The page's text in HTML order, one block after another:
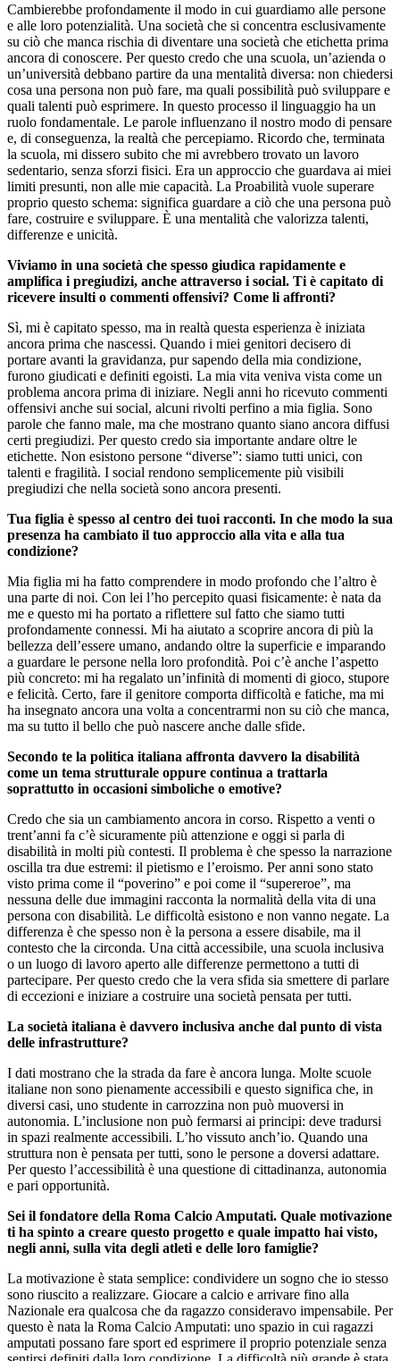
Cambierebbe profondamente il modo in cui guardiamo alle persone
e alle loro potenzialità. Una società che si concentra esclusivamente
su ciò che manca rischia di diventare una società che etichetta prima
ancora di conoscere. Per questo credo che una scuola, un’azienda o
un’università debbano partire da una mentalità diversa: non chiedersi
cosa una persona non può fare, ma quali possibilità può sviluppare e
quali talenti può esprimere. In questo processo il linguaggio ha un
ruolo fondamentale. Le parole influenzano il nostro modo di pensare
e, di conseguenza, la realtà che percepiamo. Ricordo che, terminata
la scuola, mi dissero subito che mi avrebbero trovato un lavoro
sedentario, senza sforzi fisici. Era un approccio che guardava ai miei
limiti presunti, non alle mie capacità. La Proabilità vuole superare
proprio questo schema: significa guardare a ciò che una persona può
fare, costruire e sviluppare. È una mentalità che valorizza talenti,
differenze e unicità.
Viviamo in una società che spesso giudica rapidamente e
amplifica i pregiudizi, anche attraverso i social. Ti è capitato di
ricevere insulti o commenti offensivi? Come li affronti?
Sì, mi è capitato spesso, ma in realtà questa esperienza è iniziata
ancora prima che nascessi. Quando i miei genitori decisero di
portare avanti la gravidanza, pur sapendo della mia condizione,
furono giudicati e definiti egoisti. La mia vita veniva vista come un
problema ancora prima di iniziare. Negli anni ho ricevuto commenti
offensivi anche sui social, alcuni rivolti perfino a mia figlia. Sono
parole che fanno male, ma che mostrano quanto siano ancora diffusi
certi pregiudizi. Per questo credo sia importante andare oltre le
etichette. Non esistono persone “diverse”: siamo tutti unici, con
talenti e fragilità. I social rendono semplicemente più visibili
pregiudizi che nella società sono ancora presenti.
Tua figlia è spesso al centro dei tuoi racconti. In che modo la sua
presenza ha cambiato il tuo approccio alla vita e alla tua
condizione?
Mia figlia mi ha fatto comprendere in modo profondo che l’altro è
una parte di noi. Con lei l’ho percepito quasi fisicamente: è nata da
me e questo mi ha portato a riflettere sul fatto che siamo tutti
profondamente connessi. Mi ha aiutato a scoprire ancora di più la
bellezza dell’essere umano, andando oltre la superficie e imparando
a guardare le persone nella loro profondità. Poi c’è anche l’aspetto
più concreto: mi ha regalato un’infinità di momenti di gioco, stupore
e felicità. Certo, fare il genitore comporta difficoltà e fatiche, ma mi
ha insegnato ancora una volta a concentrarmi non su ciò che manca,
ma su tutto il bello che può nascere anche dalle sfide.
Secondo te la politica italiana affronta davvero la disabilità
come un tema strutturale oppure continua a trattarla
soprattutto in occasioni simboliche o emotive?
Credo che sia un cambiamento ancora in corso. Rispetto a venti o
trent’anni fa c’è sicuramente più attenzione e oggi si parla di
disabilità in molti più contesti. Il problema è che spesso la narrazione
oscilla tra due estremi: il pietismo e l’eroismo. Per anni sono stato
visto prima come il “poverino” e poi come il “supereroe”, ma
nessuna delle due immagini racconta la normalità della vita di una
persona con disabilità. Le difficoltà esistono e non vanno negate. La
differenza è che spesso non è la persona a essere disabile, ma il
contesto che la circonda. Una città accessibile, una scuola inclusiva
o un luogo di lavoro aperto alle differenze permettono a tutti di
partecipare. Per questo credo che la vera sfida sia smettere di parlare
di eccezioni e iniziare a costruire una società pensata per tutti.
La società italiana è davvero inclusiva anche dal punto di vista
delle infrastrutture?
I dati mostrano che la strada da fare è ancora lunga. Molte scuole
italiane non sono pienamente accessibili e questo significa che, in
diversi casi, uno studente in carrozzina non può muoversi in
autonomia. L’inclusione non può fermarsi ai principi: deve tradursi
in spazi realmente accessibili. L’ho vissuto anch’io. Quando una
struttura non è pensata per tutti, sono le persone a doversi adattare.
Per questo l’accessibilità è una questione di cittadinanza, autonomia
e pari opportunità.
Sei il fondatore della Roma Calcio Amputati. Quale motivazione
ti ha spinto a creare questo progetto e quale impatto hai visto,
negli anni, sulla vita degli atleti e delle loro famiglie?
La motivazione è stata semplice: condividere un sogno che io stesso
sono riuscito a realizzare. Giocare a calcio e arrivare fino alla
Nazionale era qualcosa che da ragazzo consideravo impensabile. Per
questo è nata la Roma Calcio Amputati: uno spazio in cui ragazzi
amputati possano fare sport ed esprimere il proprio potenziale senza